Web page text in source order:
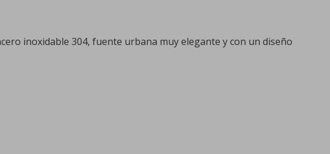
inoxidable 304, fuente urbana muy elegante y con un diseño